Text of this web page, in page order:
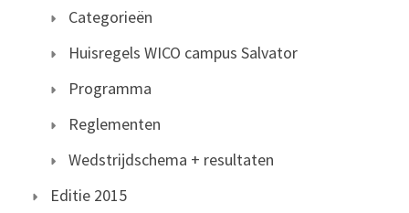
Categorieën
Huisregels WICO campus Salvator
Programma
Reglementen
Wedstrijdschema + resultaten
Editie 2015